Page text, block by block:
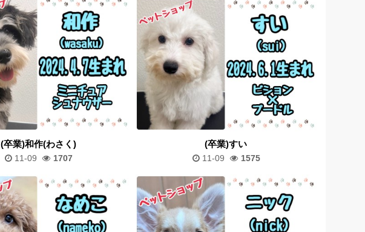
(卒業)和作(わさく)
11-09 1707
(卒業)すい
11-09 1575